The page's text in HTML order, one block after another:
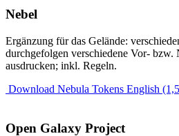
Nebel
Ergänzung für das Gelände:
durchgefolgen verschiedene Vor- bzw.
ausdrucken; inkl. Regeln.
Download Nebula Tokens English
Open Galaxy Project